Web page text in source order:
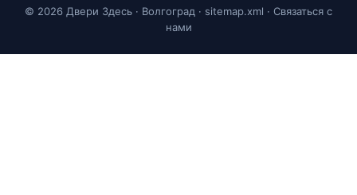
© 2026 Двери Здесь · Волгоград · sitemap.xml · Связаться с
нами